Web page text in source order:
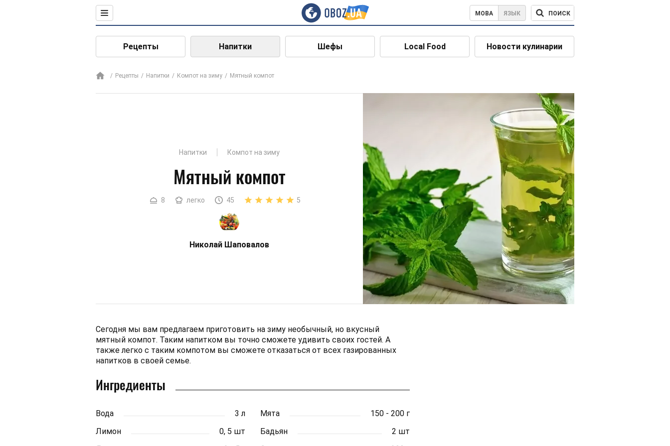
МОВА ЯЗЫК ПОИСК
Рецепты Напитки Шефы Local Food Новости кулинарии
Рецепты Напитки Компот на зиму Мятный компот
Напитки Компот на зиму
Мятный компот
8 легко 45 5
Николай Шаповалов
Сегодня мы вам предлагаем приготовить на зиму необычный, но вкусный
мятный компот. Таким напитком вы точно сможете удивить своих гостей. А
также легко с таким компотом вы сможете отказаться от всех газированных
напитков в своей семье.
Ингредиенты
Вода 3 л Мята
150 - 200 г
Лимон
0, 5 шт Бадьян
2 шт